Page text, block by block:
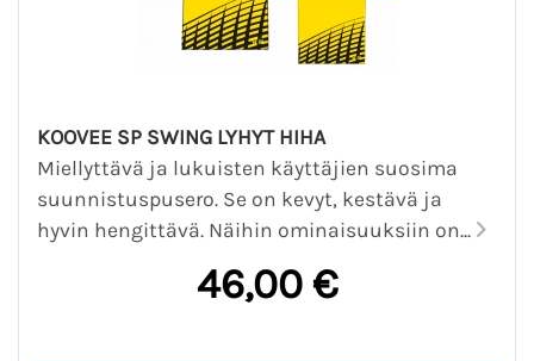
KOOVEE SP SWING LYHYT HIHA
Miellyttävä ja lukuisten käyttäjien suosima
suunnistuspusero. Se on kevyt, kestävä ja
hyvin hengittävä. Näihin ominaisuuksiin on...
46,00 €